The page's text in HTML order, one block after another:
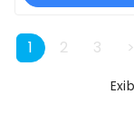
1 2 3 >